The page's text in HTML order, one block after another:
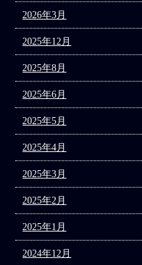
2026年3月
2025年12月
2025年8月
2025年6月
2025年5月
2025年4月
2025年3月
2025年2月
2025年1月
2024年12月